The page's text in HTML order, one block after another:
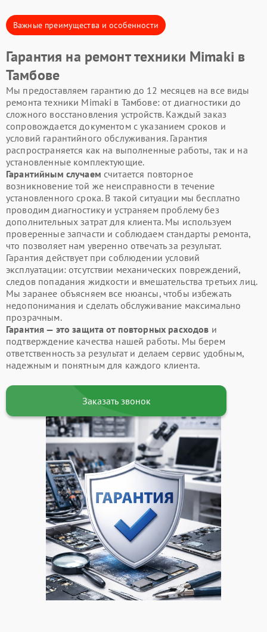
Важные преимущества и особенности
Гарантия на ремонт техники Mimaki в
Тамбове
Мы предоставляем гарантию до 12 месяцев на все виды
ремонта техники Mimaki в Тамбове: от диагностики до
сложного восстановления устройств. Каждый заказ
сопровождается документом с указанием сроков и
условий гарантийного обслуживания. Гарантия
распространяется как на выполненные работы, так и на
установленные комплектующие.
Гарантийным случаем считается повторное
возникновение той же неисправности в течение
установленного срока. В такой ситуации мы бесплатно
проводим диагностику и устраняем проблему без
дополнительных затрат для клиента. Мы используем
проверенные запчасти и соблюдаем стандарты ремонта,
что позволяет нам уверенно отвечать за результат.
Гарантия действует при соблюдении условий
эксплуатации: отсутствии механических повреждений,
следов попадания жидкости и вмешательства третьих лиц.
Мы заранее объясняем все нюансы, чтобы избежать
недопонимания и сделать обслуживание максимально
прозрачным.
Гарантия — это защита от повторных расходов и
подтверждение качества нашей работы. Мы берем
ответственность за результат и делаем сервис удобным,
надежным и понятным для каждого клиента.
Заказать звонок